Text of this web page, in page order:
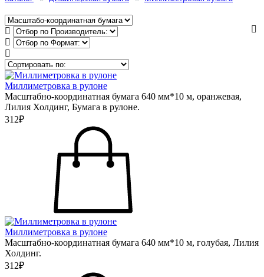
Миллиметровка в рулоне
Масштабно-координатная бумага 640 мм*10 м, оранжевая,
Лилия Холдинг, Бумага в рулоне.
312₽
Миллиметровка в рулоне
Масштабно-координатная бумага 640 мм*10 м, голубая, Лилия
Холдинг.
312₽